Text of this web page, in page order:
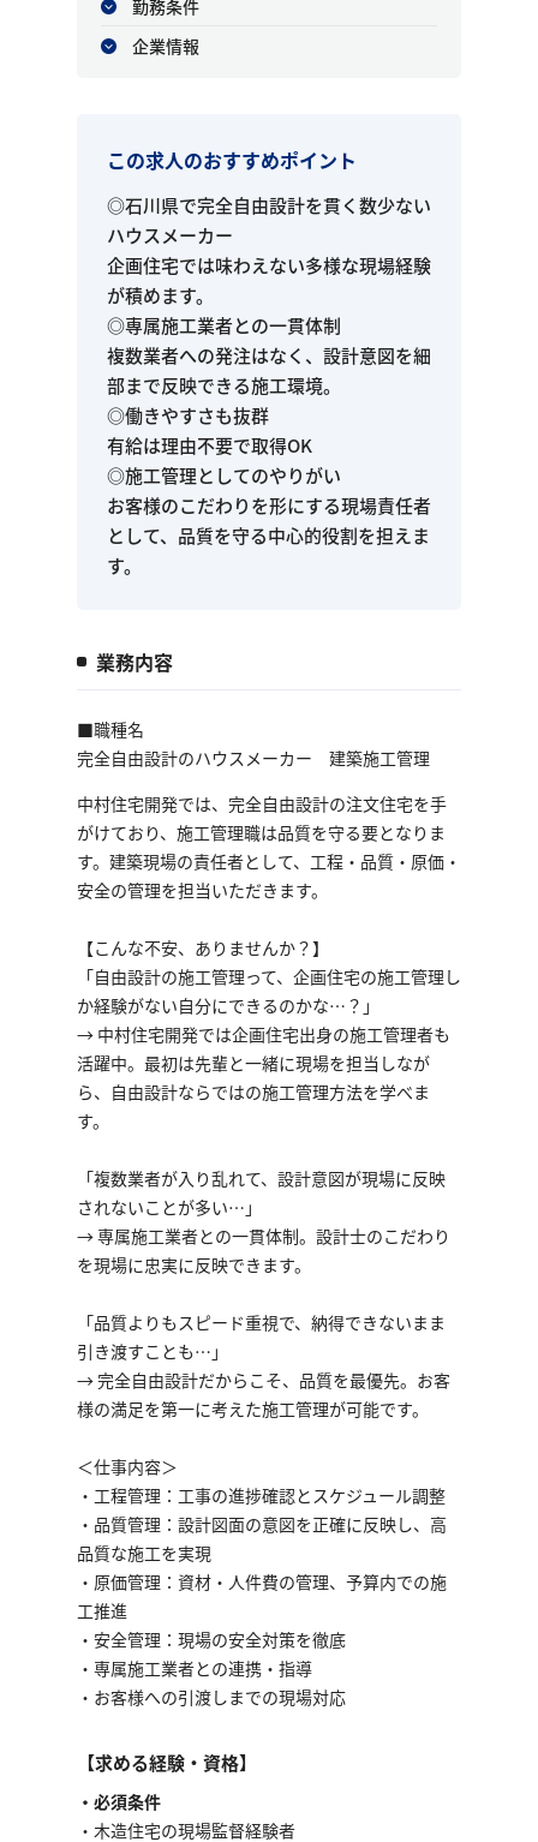
勤務条件
企業情報
この求人のおすすめポイント
◎石川県で完全自由設計を貫く数少ない
ハウスメーカー
企画住宅では味わえない多様な現場経験
が積めます。
◎専属施工業者との一貫体制
複数業者への発注はなく、設計意図を細
部まで反映できる施工環境。
◎働きやすさも抜群
有給は理由不要で取得OK
◎施工管理としてのやりがい
お客様のこだわりを形にする現場責任者
として、品質を守る中心的役割を担えま
す。
業務内容
■職種名
完全自由設計のハウスメーカー 建築施工管理
中村住宅開発では、完全自由設計の注文住宅を手
がけており、施工管理職は品質を守る要となりま
す。建築現場の責任者として、工程・品質・原価・
安全の管理を担当いただきます。
【こんな不安、ありませんか？】
「自由設計の施工管理って、企画住宅の施工管理し
か経験がない自分にできるのかな…？」
→ 中村住宅開発では企画住宅出身の施工管理者も
活躍中。最初は先輩と一緒に現場を担当しなが
ら、自由設計ならではの施工管理方法を学べま
す。
「複数業者が入り乱れて、設計意図が現場に反映
されないことが多い…」
→ 専属施工業者との一貫体制。設計士のこだわり
を現場に忠実に反映できます。
「品質よりもスピード重視で、納得できないまま
引き渡すことも…」
→ 完全自由設計だからこそ、品質を最優先。お客
様の満足を第一に考えた施工管理が可能です。
＜仕事内容＞
・工程管理：工事の進捗確認とスケジュール調整
・品質管理：設計図面の意図を正確に反映し、高
品質な施工を実現
・原価管理：資材・人件費の管理、予算内での施
工推進
・安全管理：現場の安全対策を徹底
・専属施工業者との連携・指導
・お客様への引渡しまでの現場対応
【求める経験・資格】
・必須条件
・木造住宅の現場監督経験者